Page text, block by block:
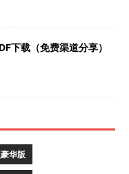
下载（免费渠道分享）
豪华版